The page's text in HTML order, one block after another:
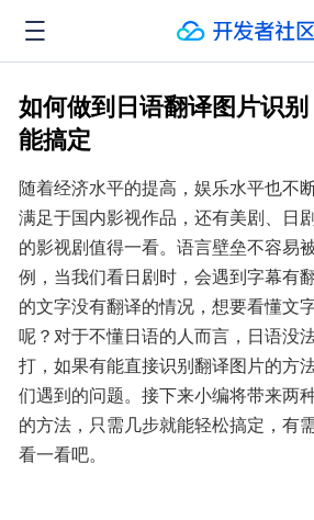
如何做到日语翻译图片识
能搞定
随着经济水平的提高，娱乐水平也不
满足于国内影视作品，还有美剧、日
的影视剧值得一看。语言壁垒不容易
例，当我们看日剧时，会遇到字幕有
的文字没有翻译的情况，想要看懂文
呢？对于不懂日语的人而言，日语没
打，如果有能直接识别翻译图片的方
们遇到的问题。接下来小编将带来两
的方法，只需几步就能轻松搞定，有
看一看吧。